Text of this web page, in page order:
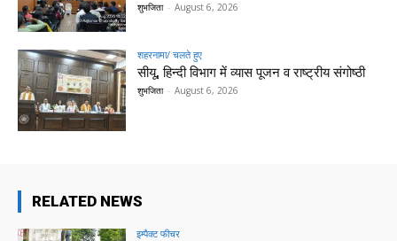
शुभजिता - August 6, 2026
शहरनामा/ चलते हुए
सीयू, हिन्दी विभाग में व्यास पूजन व राष्ट्रीय संगोष्ठी
शुभजिता - August 6, 2026
RELATED NEWS
इम्पैक्ट फीचर